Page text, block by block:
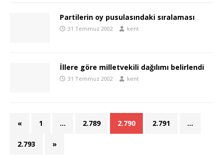
Partilerin oy pusulasındaki sıralaması
31 Temmuz 2002 kent
İllere göre milletvekili dağılımı belirlendi
31 Temmuz 2002 kent
« 1 … 2.789 2.790 2.791 …
2.793 »